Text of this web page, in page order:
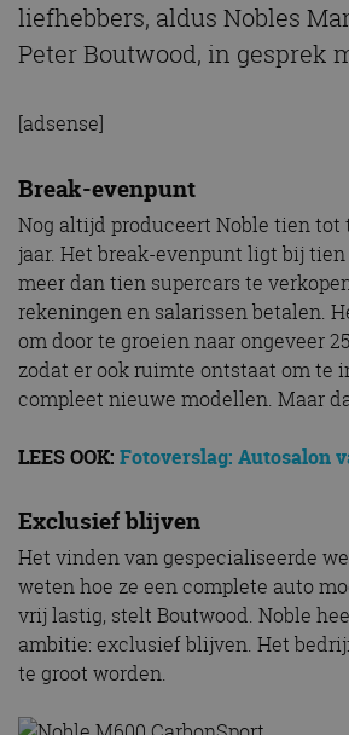
liefhebbers, aldus Nobles
Peter Boutwood, in gesprek
[adsense]
Break-evenpunt
Nog altijd produceert Noble tien tot
jaar. Het break-evenpunt ligt bij
meer dan tien supercars te
rekeningen en salarissen betalen.
om door te groeien naar ongeveer 25
zodat er ook ruimte ontstaat om te
compleet nieuwe modellen. Maar
LEES OOK: Fotoverslag: Autosalon
Exclusief blijven
Het vinden van gespecialiseerde
weten hoe ze een complete auto
vrij lastig, stelt Boutwood. Noble
ambitie: exclusief blijven. Het
te groot worden.